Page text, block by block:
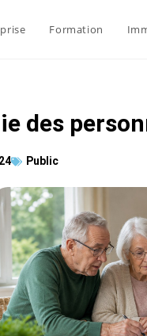
Formation
des
Public